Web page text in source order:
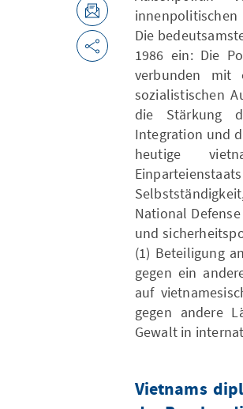
Die
1986 ein: Die
verbunden mit
sozialistischen
die Stärkung
Integration und
heutige
National
und
(1) Beteiligung
gegen ein
auf
gegen andere
Gewalt in
Vietnams